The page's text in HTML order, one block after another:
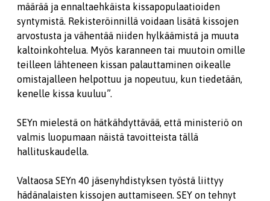
määrää ja ennaltaehkäista kissapopulaatioiden
syntymistä. Rekisteröinnillä voidaan lisätä kissojen
arvostusta ja vähentää niiden hylkäämistä ja muuta
kaltoinkohtelua. Myös karanneen tai muutoin omille
teilleen lähteneen kissan palauttaminen oikealle
omistajalleen helpottuu ja nopeutuu, kun tiedetään,
kenelle kissa kuuluu”.
SEYn mielestä on hätkähdyttävää, että ministeriö on
valmis luopumaan näistä tavoitteista tällä
hallituskaudella.
Valtaosa SEYn 40 jäsenyhdistyksen työstä liittyy
hädänalaisten kissojen auttamiseen. SEY on tehnyt